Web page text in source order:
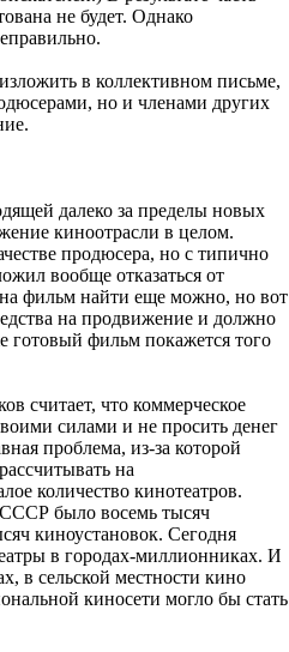
не будет. Однако
в коллективном письме,
но и членами других
далеко за пределы новых
киноотрасли в целом.
продюсера, но с типично
вообще отказаться от
фильм найти еще можно, но вот
на продвижение и должно
готовый фильм покажется того
считает, что коммерческое
силами и не просить денег
проблема, из-за которой
на
количество кинотеатров.
было восемь тысяч
киноустановок. Сегодня
в городах-миллионниках. И
в сельской местности кино
киносети могло бы стать